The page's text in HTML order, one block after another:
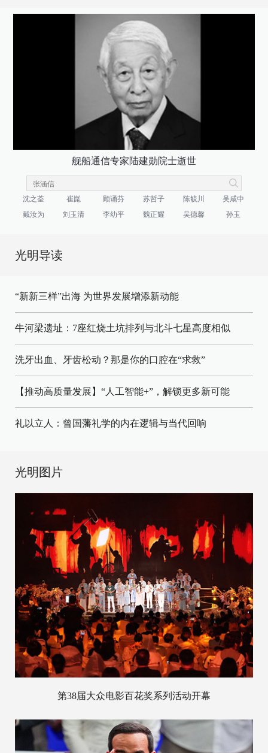
舰船通信专家陆建勋院士逝世
沈之荃 崔崑 顾诵芬 苏哲子 陈毓川
吴咸中
戴汝为
刘玉清 李幼平 魏正耀 吴德馨 孙玉
光明导读
“新新三样”出海 为世界发展增添新动能
牛河梁遗址：7座红烧土坑排列与北斗七星高度相似
洗牙出血、牙齿松动？那是你的口腔在“求救”
【推动高质量发展】“人工智能+”，解锁更多新可能
礼以立人：曾国藩礼学的内在逻辑与当代回响
光明图片
第38届大众电影百花奖系列活动开幕